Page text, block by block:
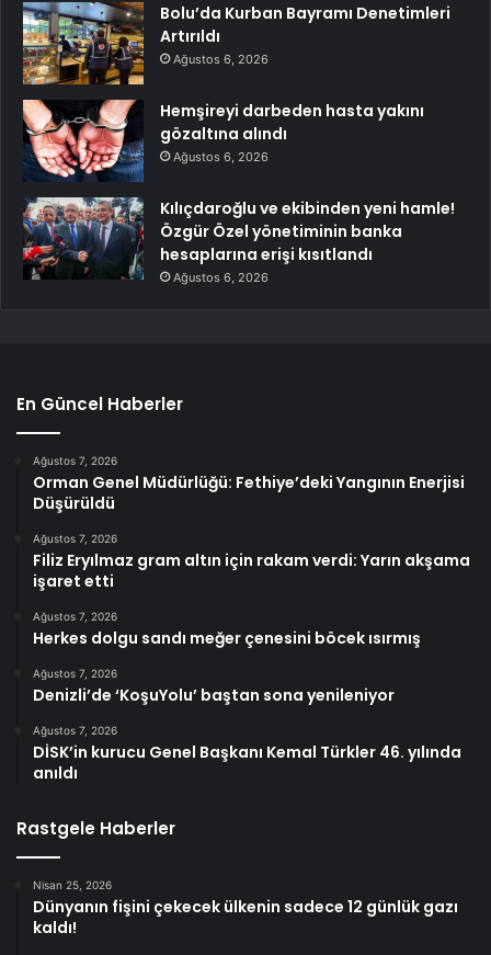
Bolu’da Kurban Bayramı Denetimleri
Artırıldı
Ağustos 6, 2026
Hemşireyi darbeden hasta yakını
gözaltına alındı
Ağustos 6, 2026
Kılıçdaroğlu ve ekibinden yeni hamle!
Özgür Özel yönetiminin banka
hesaplarına erişi kısıtlandı
Ağustos 6, 2026
En Güncel Haberler
Ağustos 7, 2026
Orman Genel Müdürlüğü: Fethiye’deki Yangının Enerjisi
Düşürüldü
Ağustos 7, 2026
Filiz Eryılmaz gram altın için rakam verdi: Yarın akşama
işaret etti
Ağustos 7, 2026
Herkes dolgu sandı meğer çenesini böcek ısırmış
Ağustos 7, 2026
Denizli’de ‘KoşuYolu’ baştan sona yenileniyor
Ağustos 7, 2026
DİSK’in kurucu Genel Başkanı Kemal Türkler 46. yılında
anıldı
Rastgele Haberler
Nisan 25, 2026
Dünyanın fişini çekecek ülkenin sadece 12 günlük gazı
kaldı!